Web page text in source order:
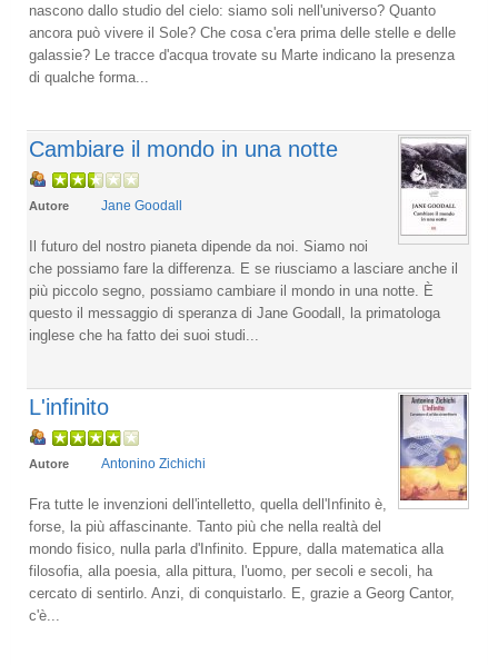
nascono dallo studio del cielo: siamo soli nell'universo? Quanto
ancora può vivere il Sole? Che cosa c'era prima delle stelle e delle
galassie? Le tracce d'acqua trovate su Marte indicano la presenza
di qualche forma...
Cambiare il mondo in una notte
Autore Jane Goodall
Il futuro del nostro pianeta dipende da noi. Siamo noi
che possiamo fare la differenza. E se riusciamo a lasciare anche il
più piccolo segno, possiamo cambiare il mondo in una notte. È
questo il messaggio di speranza di Jane Goodall, la primatologa
inglese che ha fatto dei suoi studi...
L'infinito
Autore Antonino Zichichi
Fra tutte le invenzioni dell'intelletto, quella dell'Infinito è,
forse, la più affascinante. Tanto più che nella realtà del
mondo fisico, nulla parla d'Infinito. Eppure, dalla matematica alla
filosofia, alla poesia, alla pittura, l'uomo, per secoli e secoli, ha
cercato di sentirlo. Anzi, di conquistarlo. E, grazie a Georg Cantor,
c'è...